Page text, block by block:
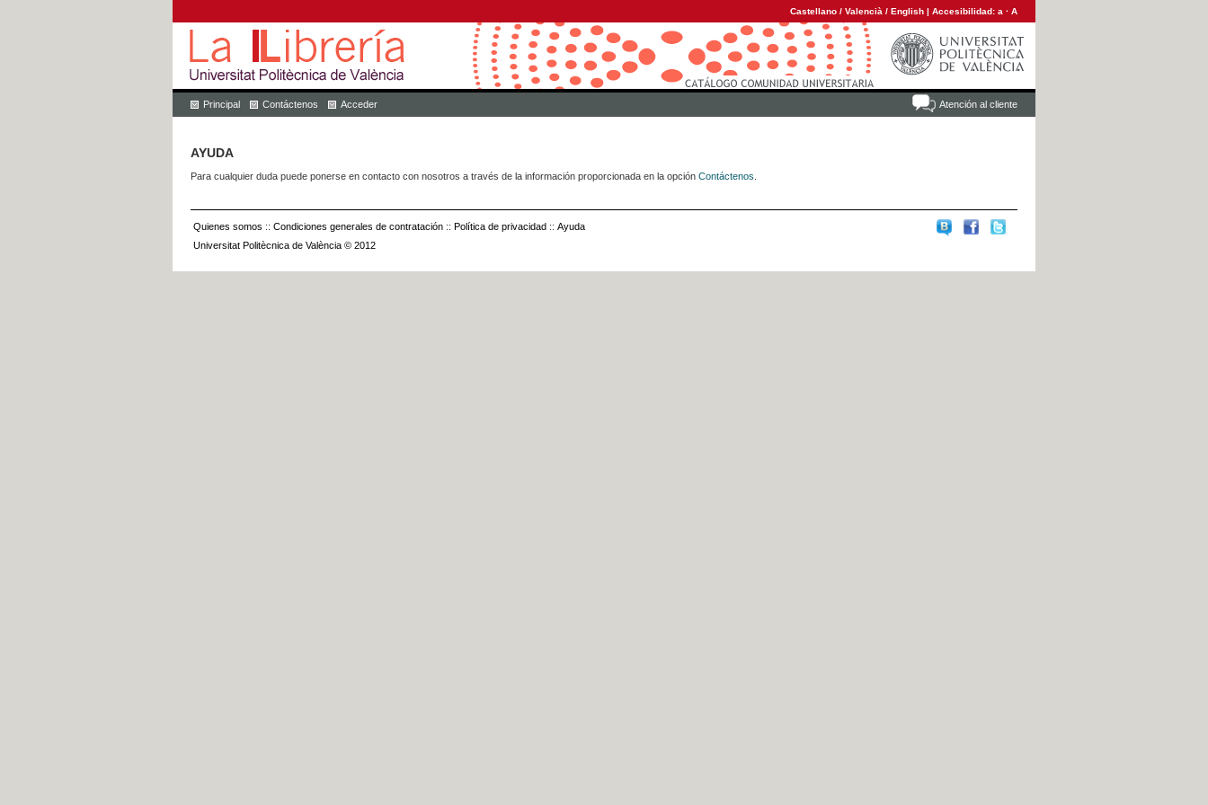
Castellano / Valencià / English | Accesibilidad: a · A
Atención al cliente
Principal Contáctenos Acceder
AYUDA
Para cualquier duda puede ponerse en contacto con nosotros a través de la información proporcionada en la opción Contáctenos
Quienes somos :: Condiciones generales de contratación :: Política de privacidad :: Ayuda
Universitat Politècnica de València © 2012